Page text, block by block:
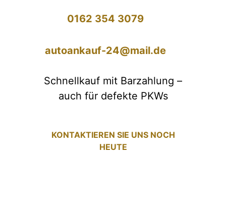
0162 354 3079
autoankauf-24@mail.de
Schnellkauf mit Barzahlung –
auch für defekte PKWs
KONTAKTIEREN SIE UNS NOCH
HEUTE